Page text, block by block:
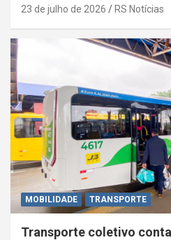
23 de julho de 2026 RS Notícias
MOBILIDADE TRANSPORTE
Transporte coletivo